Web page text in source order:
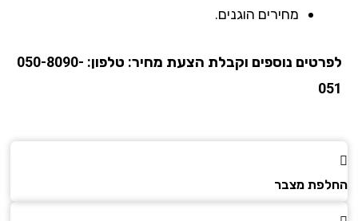
מחירים הוגנים.
נוספים וקבלת הצעת מחיר:טלפון: 050-8090-
מצבר